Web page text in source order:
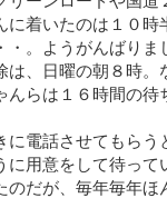
に着いたのは１０
・。ようがんばりま
、日曜の朝８時。
んらは１６時間の待
電話させてもらう
に用意をして待っ
のだが、毎年毎年